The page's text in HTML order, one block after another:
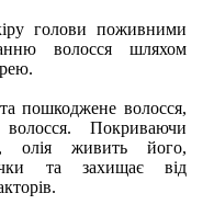
голови поживними
волосся шляхом
пошкоджене волосся,
Покриваючи
олія живить його,
та захищає від